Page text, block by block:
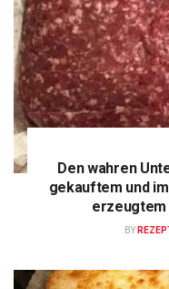
Den wahren
gekauftem und
BY